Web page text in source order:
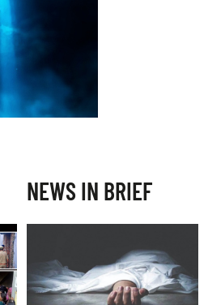
NEWS IN BRIEF